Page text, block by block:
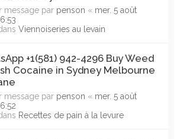
message par penson « mer. 5 août
Viennoiseries au levain
+1(581) 942-4296 Buy Weed
Cocaine in Sydney Melbourne
message par penson « mer. 5 août
Recettes de pain à la levure